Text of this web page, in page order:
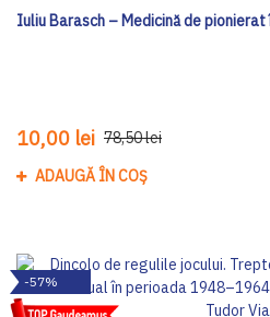
Iuliu Barasch – Medicină de pionierat
10,00 lei 78,50 lei
ADAUGĂ ÎN COȘ
-57%